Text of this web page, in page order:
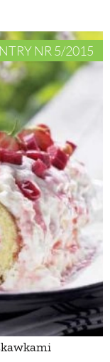
NR 5/2015